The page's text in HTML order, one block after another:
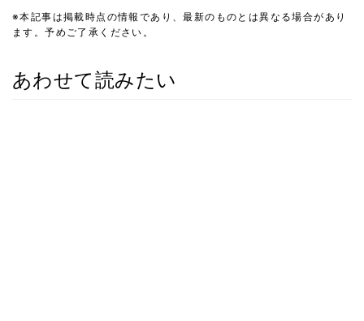
※本記事は掲載時点の情報であり、最新のものとは異なる場合があり
ます。予めご了承ください。
あわせて読みたい